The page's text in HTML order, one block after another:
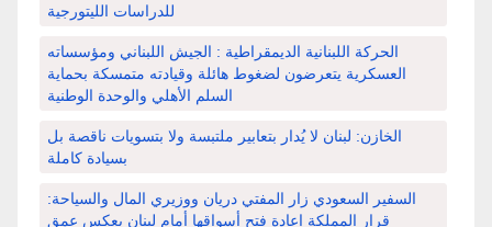
للدراسات الليتورجية
الحركة اللبنانية الديمقراطية : الجيش اللبناني ومؤسساته
العسكرية يتعرضون لضغوط هائلة وقيادته متمسكة بحماية
السلم الأهلي والوحدة الوطنية
الخازن: لبنان لا يُدار بتعابير ملتبسة ولا بتسويات ناقصة بل
بسيادة كاملة
السفير السعودي زار المفتي دريان ووزيري المال والسياحة:
قرار المملكة إعادة فتح أسواقها أمام لبنان يعكس عمق